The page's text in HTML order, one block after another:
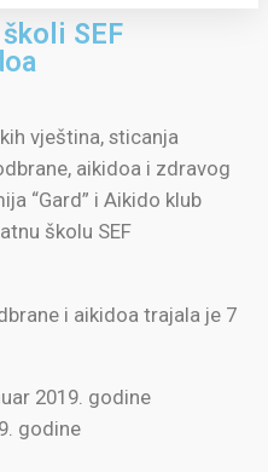
SEF
vještina, sticanja
aikidoa i zdravog
“Gard” i Aikido klub
školu SEF
i aikidoa trajala je 7
2019. godine
godine